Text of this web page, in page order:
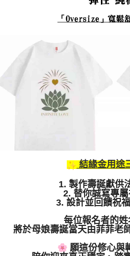
結緣金用途
1. 製作壽誕獻供
2. 替你誠寫專
3. 設計並回饋祝
每位報名者的
將於母娘壽誕當天由菲菲老
願這份修心與